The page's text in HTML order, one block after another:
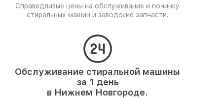
Справедливые цены на обслуживание и починку
стиральных машин и заводские запчасти.
Обслуживание стиральной машины
за 1 день
в Нижнем Новгороде.